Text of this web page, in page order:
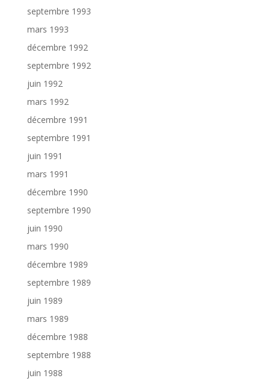
septembre 1993
mars 1993
décembre 1992
septembre 1992
juin 1992
mars 1992
décembre 1991
septembre 1991
juin 1991
mars 1991
décembre 1990
septembre 1990
juin 1990
mars 1990
décembre 1989
septembre 1989
juin 1989
mars 1989
décembre 1988
septembre 1988
juin 1988